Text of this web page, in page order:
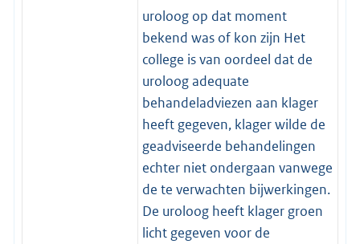
uroloog op dat moment
bekend was of kon zijn Het
college is van oordeel dat de
uroloog adequate
behandeladviezen aan klager
heeft gegeven, klager wilde de
geadviseerde behandelingen
echter niet ondergaan vanwege
de te verwachten bijwerkingen.
De uroloog heeft klager groen
licht gegeven voor de